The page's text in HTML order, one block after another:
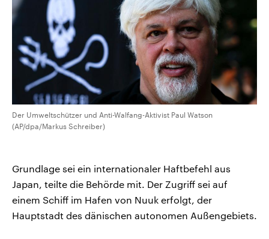
Audio-Archiv
Der Umweltschützer und Anti-Walfang-Aktivist Paul Watson
(AP/dpa/Markus Schreiber)
Grundlage sei ein internationaler Haftbefehl aus
Japan, teilte die Behörde mit. Der Zugriff sei auf
einem Schiff im Hafen von Nuuk erfolgt, der
Hauptstadt des dänischen autonomen Außengebiets.